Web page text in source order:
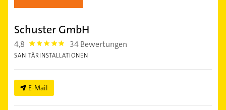
Schuster GmbH
4,8 4.8 34 Bewertungen
SANITÄRINSTALLATIONEN
E-Mail